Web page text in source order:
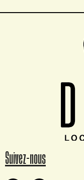
Suivez-nous